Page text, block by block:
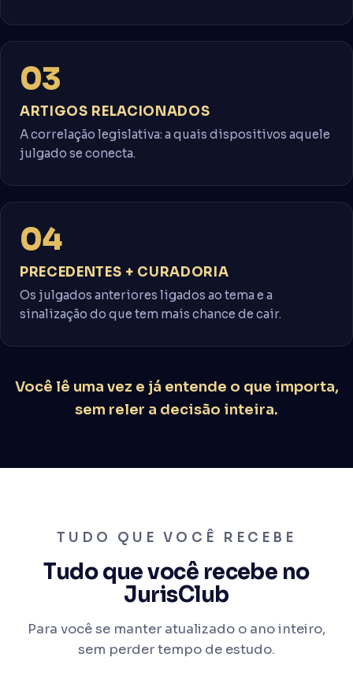
03
ARTIGOS RELACIONADOS
A correlação legislativa: a quais dispositivos aquele
julgado se conecta.
04
PRECEDENTES + CURADORIA
Os julgados anteriores ligados ao tema e a
sinalização do que tem mais chance de cair.
Você lê uma vez e já entende o que importa,
sem reler a decisão inteira.
TUDO QUE VOCÊ RECEBE
Tudo que você recebe no
JurisClub
Para você se manter atualizado o ano inteiro,
sem perder tempo de estudo.